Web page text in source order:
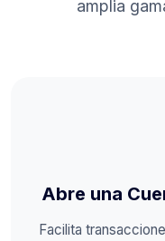
amplia
Abre una
Facilita